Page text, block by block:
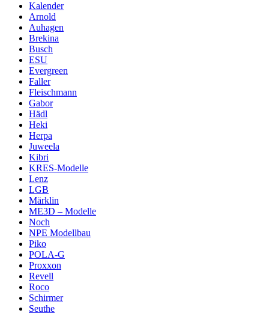
Kalender
Arnold
Auhagen
Brekina
Busch
ESU
Evergreen
Faller
Fleischmann
Gabor
Hädl
Heki
Herpa
Juweela
Kibri
KRES-Modelle
Lenz
LGB
Märklin
ME3D – Modelle
Noch
NPE Modellbau
Piko
POLA-G
Proxxon
Revell
Roco
Schirmer
Seuthe